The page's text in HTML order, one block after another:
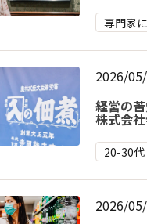
専門家
2026/
経営の
株式会
20-30代
2026/